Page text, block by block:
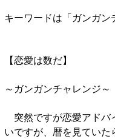
キーワードは「ガンガン
【恋愛は数だ】
～ガンガンチャレンジ～
突然ですが恋愛アドバ
いですが、暦を見てい